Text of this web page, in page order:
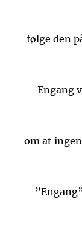
følge den
Engang
om at